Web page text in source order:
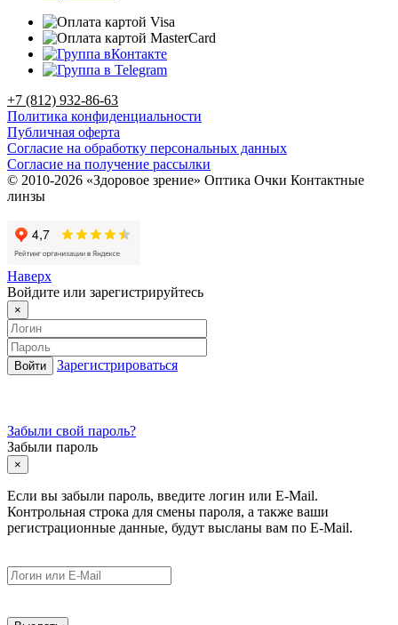
+7 (812) 932-86-63
Политика конфиденциальности
Публичная оферта
Согласие на обработку персональных данных
Согласие на получение рассылки
© 2010-2026 «Здоровое зрение» Оптика Очки Контактные
линзы
Наверх
Войдите или зарегистрируйтесь
×
Зарегистрироваться
Забыли свой пароль?
Забыли пароль
×
Если вы забыли пароль, введите логин или E-Mail.
Контрольная строка для смены пароля, а также ваши
регистрационные данные, будут высланы вам по E-Mail.